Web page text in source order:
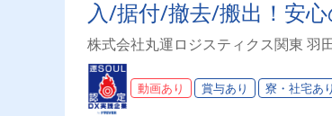
入/据付/撤去/搬出！安
活躍中！賞与年2回】
株式会社丸運ロジスティクス関東 羽
動画あり 賞与あり 寮・社宅あり